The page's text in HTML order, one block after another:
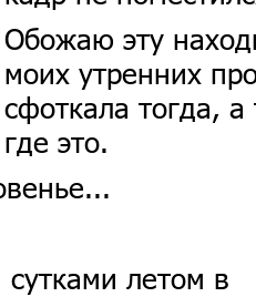
Обожаю эту
моих утренних
сфоткала тогда,
где это.
летом в